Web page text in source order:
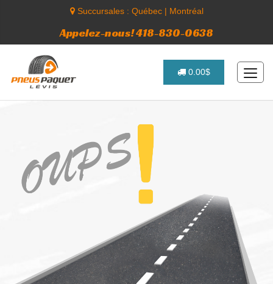
Succursales : Québec| Montréal
Appelez-nous! 418-830-0638
0.00$